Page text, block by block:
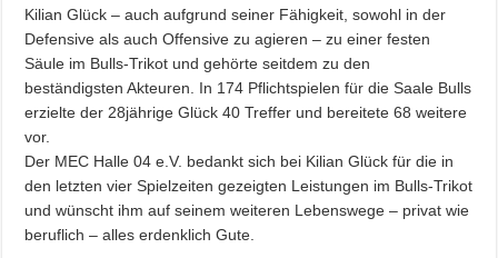
Kilian Glück – auch aufgrund seiner Fähigkeit, sowohl in der
Defensive als auch Offensive zu agieren – zu einer festen
Säule im Bulls-Trikot und gehörte seitdem zu den
beständigsten Akteuren. In 174 Pflichtspielen für die Saale Bulls
erzielte der 28jährige Glück 40 Treffer und bereitete 68 weitere
vor.
Der MEC Halle 04 e.V. bedankt sich bei Kilian Glück für die in
den letzten vier Spielzeiten gezeigten Leistungen im Bulls-Trikot
und wünscht ihm auf seinem weiteren Lebenswege – privat wie
beruflich – alles erdenklich Gute.